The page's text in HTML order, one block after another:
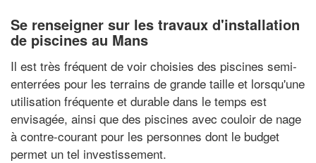
Se renseigner sur les travaux d'installation
de piscines au Mans
Il est très fréquent de voir choisies des piscines semi-
enterrées pour les terrains de grande taille et lorsqu'une
utilisation fréquente et durable dans le temps est
envisagée, ainsi que des piscines avec couloir de nage
à contre-courant pour les personnes dont le budget
permet un tel investissement.